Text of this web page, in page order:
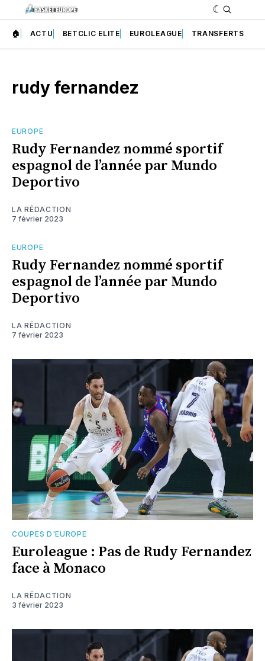
🏠 ACTU BETCLIC ELITE EUROLEAGUE TRANSFERTS
rudy fernandez
EUROPE
Rudy Fernandez nommé sportif
espagnol de l’année par Mundo
Deportivo
LA RÉDACTION
7 février 2023
EUROPE
Rudy Fernandez nommé sportif
espagnol de l’année par Mundo
Deportivo
LA RÉDACTION
7 février 2023
COUPES D'EUROPE
Euroleague : Pas de Rudy Fernandez
face à Monaco
LA RÉDACTION
3 février 2023